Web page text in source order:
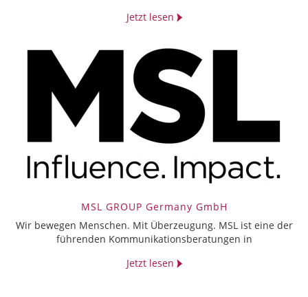
Jetzt lesen
MSL GROUP Germany GmbH
Wir bewegen Menschen. Mit Überzeugung. MSL ist eine der
führenden Kommunikationsberatungen in
Jetzt lesen